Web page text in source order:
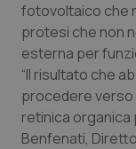
Psoriasi &
fotovoltaico che
protesi che non
esterna per
“Il risultato che
procedere verso
retinica organica
Benfenati,